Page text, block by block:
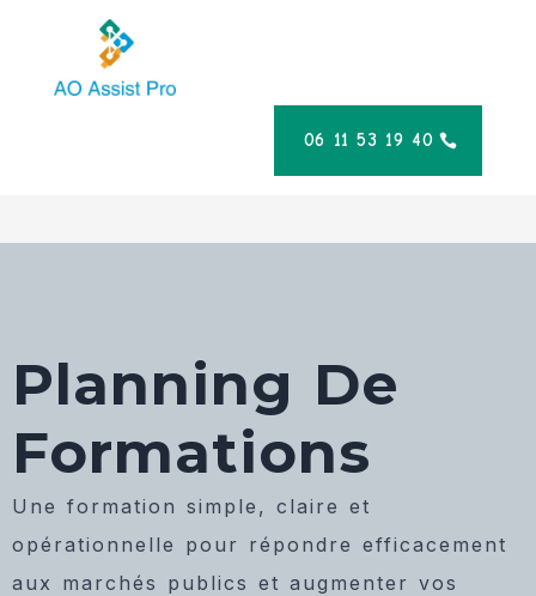
06 11 53 19 40
Planning De
Formations
Une formation simple, claire et
opérationnelle pour répondre efficacement
aux marchés publics et augmenter vos